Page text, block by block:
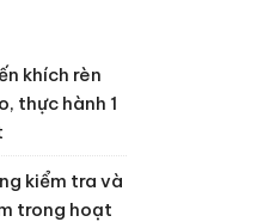
khích rèn
thực hành 1
kiểm tra và
trong hoạt